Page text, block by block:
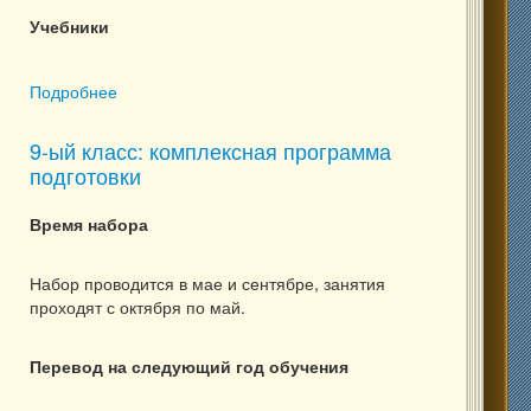
Учебники
Подробнее
9-ый класс: комплексная программа
подготовки
Время набора
Набор проводится в мае и сентябре, занятия
проходят с октября по май.
Перевод на следующий год обучения